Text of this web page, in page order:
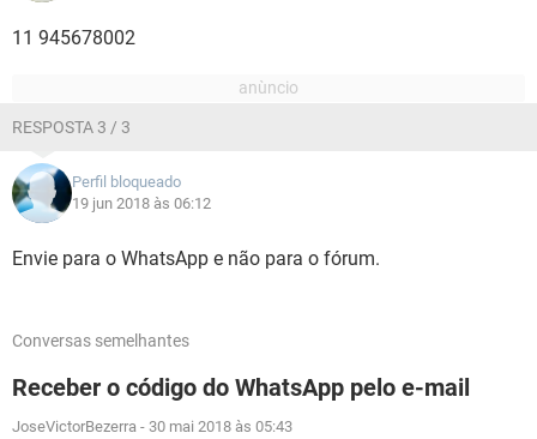
11 945678002
RESPOSTA 3 / 3
Perfil bloqueado
19 jun 2018 às 06:12
Envie para o WhatsApp e não para o fórum.
Conversas semelhantes
Receber o código do WhatsApp pelo e-mail
JoseVictorBezerra - 30 mai 2018 às 05:43